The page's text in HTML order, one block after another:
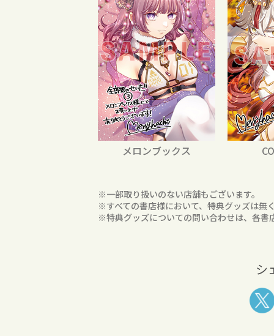
メロンブックス
※一部取り扱いのない店舗もございます。
※すべての書店様において、特典グッズは無
※特典グッズについての問い合わせは、各書
シ